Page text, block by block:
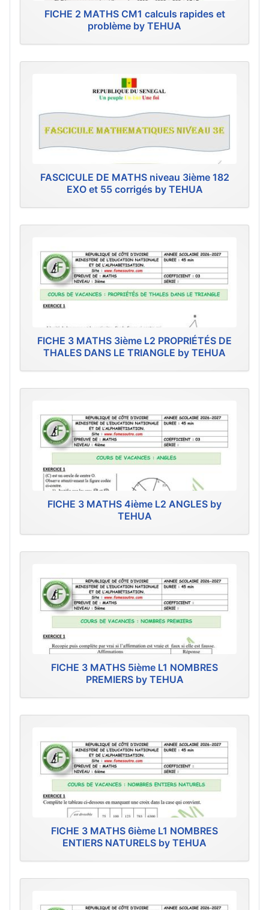
FICHE 2 MATHS CM1 calculs rapides et
problème by TEHUA
FASCICULE DE MATHS niveau 3ième 182
EXO et 55 corrigés by TEHUA
FICHE 3 MATHS 3ième L2 PROPRIÉTÉS DE
THALES DANS LE TRIANGLE by TEHUA
FICHE 3 MATHS 4ième L2 ANGLES by
TEHUA
FICHE 3 MATHS 5ième L1 NOMBRES
PREMIERS by TEHUA
FICHE 3 MATHS 6ième L1 NOMBRES
ENTIERS NATURELS by TEHUA